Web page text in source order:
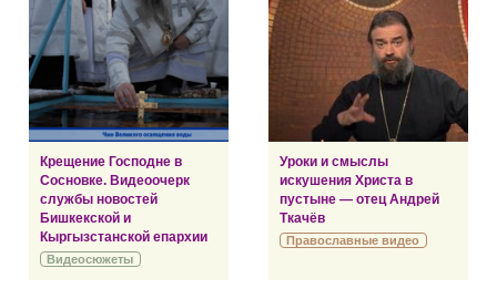
Крещение Господне в
Сосновке. Видеоочерк
службы новостей
Бишкекской и
Кыргызстанской епархии
Видеосюжеты
Уроки и смыслы
искушения Христа в
пустыне — отец Андрей
Ткачёв
Православные видео